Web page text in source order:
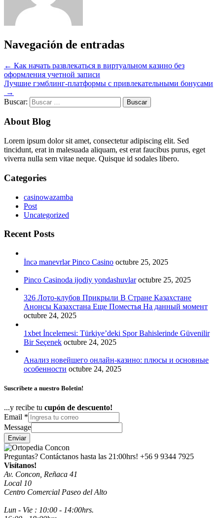
Navegación de entradas
← Как начать развлекаться в виртуальном казино без
оформления учетной записи
Лучшие гэмблинг-платформы с привлекательными бонусами
→
Buscar:
About Blog
Lorem ipsum dolor sit amet, consectetur adipiscing elit. Sed
tincidunt, erat in malesuada aliquam, est erat faucibus purus, eget
viverra nulla sem vitae neque. Quisque id sodales libero.
Categories
casinowazamba
Post
Uncategorized
Recent Posts
İncə manevrlər Pinco Casino octubre 25, 2025
Pinco Casinoda ijodiy yondashuvlar octubre 25, 2025
326 Лото-клубов Прикрыли В Стране Казахстане
Анонсы Казахстана Еще Поместья На данный момент
octubre 24, 2025
1xbet İncelemesi: Türkiye’deki Spor Bahislerinde Güvenilir
Bir Seçenek octubre 24, 2025
Анализ новейшего онлайн-казино: плюсы и основные
особенности octubre 24, 2025
Suscribete a nuestro Boletin!
...y recibe tu cupón de descuento!
Email *
Message
Enviar
Preguntas? Contáctanos hasta las 21:00hrs! +56 9 9344 7925
Visítanos!
Av. Concon, Reñaca 41
Local 10
Centro Comercial Paseo del Alto
Lun - Vie : 10:00 - 14:00hrs.